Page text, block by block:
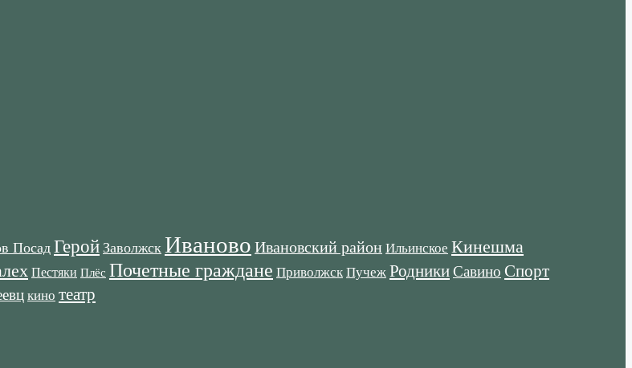
Посад Герой Заволжск Иваново Ивановский район Ильинское Кинешма
Пестяки Плёс Почетные граждане Приволжск Пучеж РодникиСавино Спорт
кино театр